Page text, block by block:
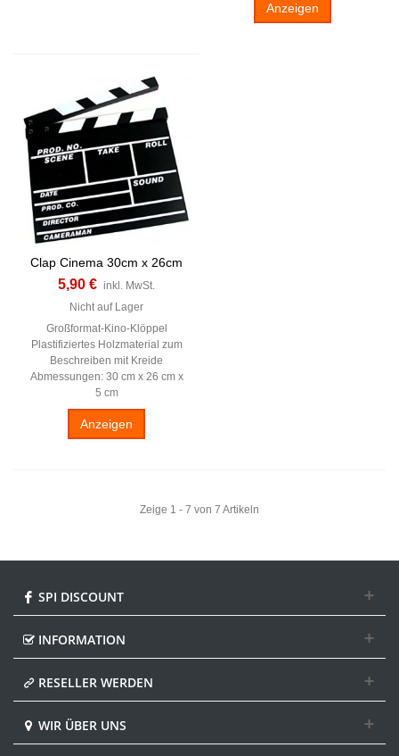
Anzeigen
Clap Cinema 30cm x 26cm
5,90 € inkl. MwSt.
Nicht auf Lager
Großformat-Kino-Klöppel
Plastifiziertes Holzmaterial zum
Beschreiben mit Kreide
Abmessungen: 30 cm x 26 cm x
5 cm
Anzeigen
Zeige 1 - 7 von 7 Artikeln
SPI DISCOUNT
INFORMATION
RESELLER WERDEN
WIR ÜBER UNS